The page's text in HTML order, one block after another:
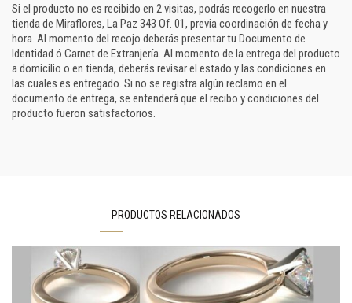
Si el producto no es recibido en 2 visitas, podrás recogerlo en nuestra
tienda de Miraflores, La Paz 343 Of. 01, previa coordinación de fecha y
hora. Al momento del recojo deberás presentar tu Documento de
Identidad ó Carnet de Extranjería. Al momento de la entrega del producto
a domicilio o en tienda, deberás revisar el estado y las condiciones en
las cuales es entregado. Si no se registra algún reclamo en el
documento de entrega, se entenderá que el recibo y condiciones del
producto fueron satisfactorios.
PRODUCTOS RELACIONADOS